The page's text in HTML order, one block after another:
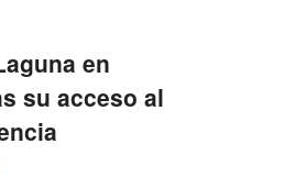
en
su acceso al